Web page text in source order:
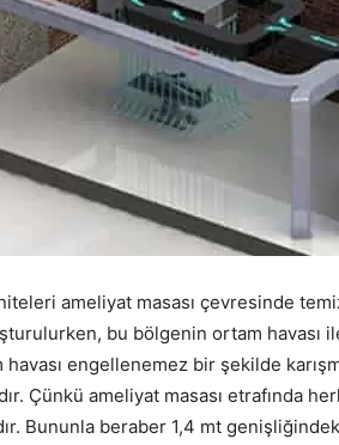
ameliyat masası çevresinde
bu bölgenin ortam havası
havası engellenemez bir şekilde
Çünkü ameliyat masası etrafında
Bununla beraber 1,4 mt